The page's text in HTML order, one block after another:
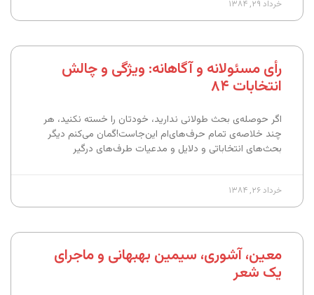
خرداد ۲۹, ۱۳۸۴
رأی مسئولانه و آگاهانه: ویژگی و چالش
انتخابات ۸۴
اگر حوصله‌ی بحث طولانی ندارید، خودتان را خسته نکنید، هر
چند خلاصه‌ی تمام حرف‌های‌ام این‌جاست!گمان می‌کنم دیگر
بحث‌های انتخاباتی و دلایل و مدعیات طرف‌های درگیر
خرداد ۲۶, ۱۳۸۴
معین، آشوری، سیمین بهبهانی و ماجرای
یک شعر